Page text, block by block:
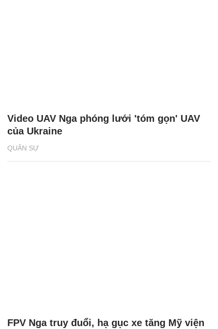
QUÂN SỰ
Video UAV Nga phóng lưới 'tóm gọn' UAV
của Ukraine
FPV Nga truy đuổi, hạ gục xe tăng Mỹ viện